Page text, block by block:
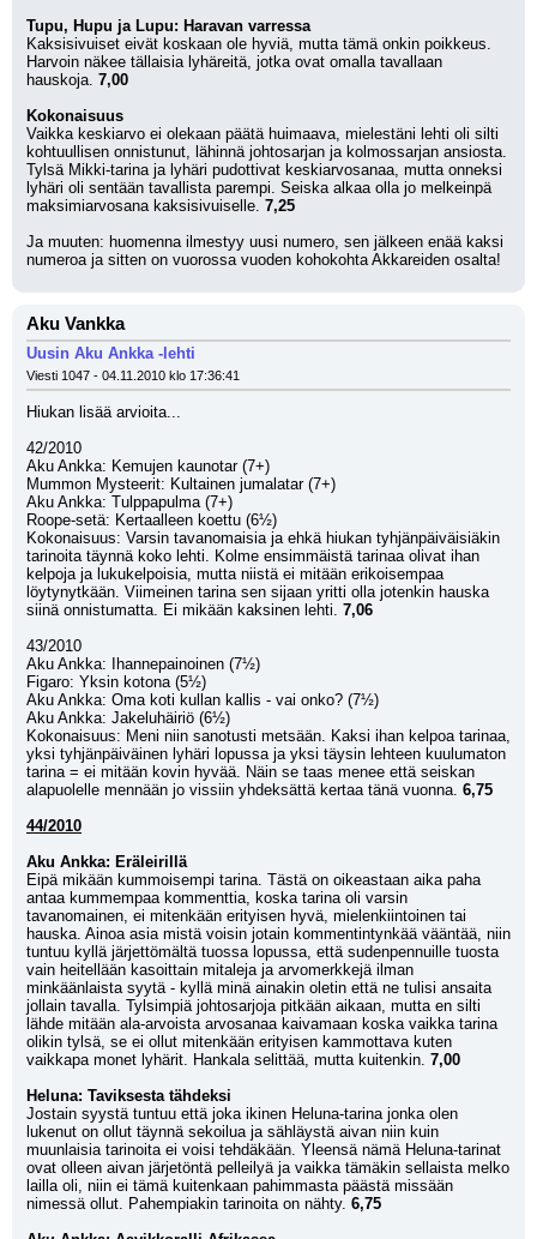
Tupu, Hupu ja Lupu: Haravan varressa
Kaksisivuiset eivät koskaan ole hyviä, mutta tämä onkin poikkeus.
Harvoin näkee tällaisia lyhäreitä, jotka ovat omalla tavallaan
hauskoja. 7,00
Kokonaisuus
Vaikka keskiarvo ei olekaan päätä huimaava, mielestäni lehti oli silti
kohtuullisen onnistunut, lähinnä johtosarjan ja kolmossarjan ansiosta.
Tylsä Mikki-tarina ja lyhäri pudottivat keskiarvosanaa, mutta onneksi
lyhäri oli sentään tavallista parempi. Seiska alkaa olla jo melkeinpä
maksimiarvosana kaksisivuiselle. 7,25
Ja muuten: huomenna ilmestyy uusi numero, sen jälkeen enää kaksi
numeroa ja sitten on vuorossa vuoden kohokohta Akkareiden osalta!
Aku Vankka
Uusin Aku Ankka -lehti
Viesti 1047 - 04.11.2010 klo 17:36:41
Hiukan lisää arvioita...
42/2010
Aku Ankka: Kemujen kaunotar (7+)
Mummon Mysteerit: Kultainen jumalatar (7+)
Aku Ankka: Tulppapulma (7+)
Roope-setä: Kertaalleen koettu (6½)
Kokonaisuus: Varsin tavanomaisia ja ehkä hiukan tyhjänpäiväisiäkin
tarinoita täynnä koko lehti. Kolme ensimmäistä tarinaa olivat ihan
kelpoja ja lukukelpoisia, mutta niistä ei mitään erikoisempaa
löytynytkään. Viimeinen tarina sen sijaan yritti olla jotenkin hauska
siinä onnistumatta. Ei mikään kaksinen lehti. 7,06
43/2010
Aku Ankka: Ihannepainoinen (7½)
Figaro: Yksin kotona (5½)
Aku Ankka: Oma koti kullan kallis - vai onko? (7½)
Aku Ankka: Jakeluhäiriö (6½)
Kokonaisuus: Meni niin sanotusti metsään. Kaksi ihan kelpoa tarinaa,
yksi tyhjänpäiväinen lyhäri lopussa ja yksi täysin lehteen kuulumaton
tarina = ei mitään kovin hyvää. Näin se taas menee että seiskan
alapuolelle mennään jo vissiin yhdeksättä kertaa tänä vuonna. 6,75
44/2010
Aku Ankka: Eräleirillä
Eipä mikään kummoisempi tarina. Tästä on oikeastaan aika paha
antaa kummempaa kommenttia, koska tarina oli varsin
tavanomainen, ei mitenkään erityisen hyvä, mielenkiintoinen tai
hauska. Ainoa asia mistä voisin jotain kommentintynkää vääntää, niin
tuntuu kyllä järjettömältä tuossa lopussa, että sudenpennuille tuosta
vain heitellään kasoittain mitaleja ja arvomerkkejä ilman
minkäänlaista syytä - kyllä minä ainakin oletin että ne tulisi ansaita
jollain tavalla. Tylsimpiä johtosarjoja pitkään aikaan, mutta en silti
lähde mitään ala-arvoista arvosanaa kaivamaan koska vaikka tarina
olikin tylsä, se ei ollut mitenkään erityisen kammottava kuten
vaikkapa monet lyhärit. Hankala selittää, mutta kuitenkin. 7,00
Heluna: Taviksesta tähdeksi
Jostain syystä tuntuu että joka ikinen Heluna-tarina jonka olen
lukenut on ollut täynnä sekoilua ja sähläystä aivan niin kuin
muunlaisia tarinoita ei voisi tehdäkään. Yleensä nämä Heluna-tarinat
ovat olleen aivan järjetöntä pelleilyä ja vaikka tämäkin sellaista melko
lailla oli, niin ei tämä kuitenkaan pahimmasta päästä missään
nimessä ollut. Pahempiakin tarinoita on nähty. 6,75